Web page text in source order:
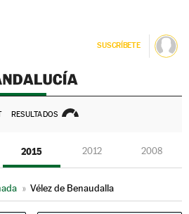
SUSCRÍBETE
RESULTADOS
2015 2012 2008
» Vélez de Benaudalla